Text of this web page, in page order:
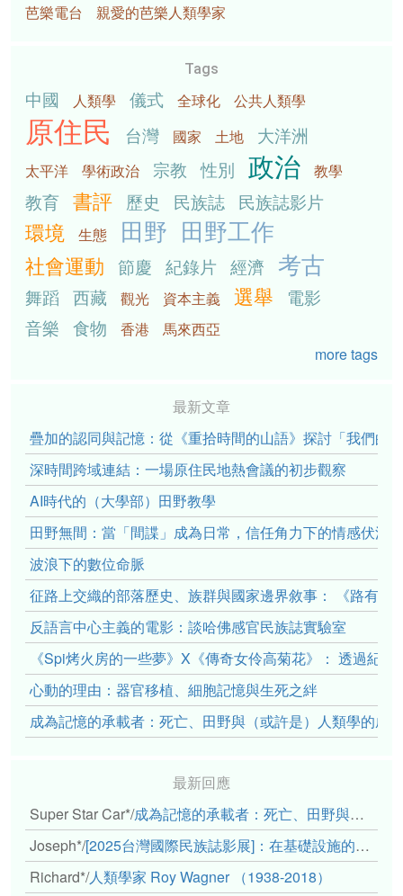
芭樂電台
親愛的芭樂人類學家
Tags
中國 人類學 儀式 全球化 公共人類學
原住民 台灣 國家 土地 大洋洲
太平洋 學術政治 宗教 性別 政治 教學
教育 書評 歷史 民族誌 民族誌影片
環境 生態 田野 田野工作
社會運動 節慶 紀錄片 經濟 考古
舞蹈 西藏 觀光 資本主義 選舉
電影
音樂 食物 香港
馬來西亞
more tags
最新文章
疊加的認同與記憶：從《重拾時間的山語》探討「我們的
深時間跨域連結：一場原住民地熱會議的初步觀察
AI時代的（大學部）田野教學
田野無間：當「間諜」成為日常，信任角力下的情感伏流
波浪下的數位命脈
征路上交織的部落歷史、族群與國家邊界敘事： 《路有
反語言中心主義的電影：談哈佛感官民族誌實驗室
《Spi烤火房的一些夢》X《傳奇女伶高菊花》： 透過紀
心動的理由：器官移植、細胞記憶與生死之絆
成為記憶的承載者：死亡、田野與（或許是）人類學的成
最新回應
Super Star Car*/成為記憶的承載者：死亡、田野與（或許是）人類學的成年禮
Joseph*/[2025台灣國際民族誌影展]：在基礎設施的邊緣，聆聽人的呼吸
Richard*/人類學家 Roy Wagner （1938-2018）